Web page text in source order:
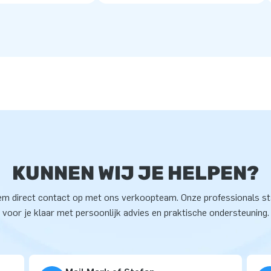
KUNNEN WIJ JE HELPEN?
direct contact op met ons verkoopteam. Onze professionals
voor je klaar met persoonlijk advies en praktische ondersteuning.